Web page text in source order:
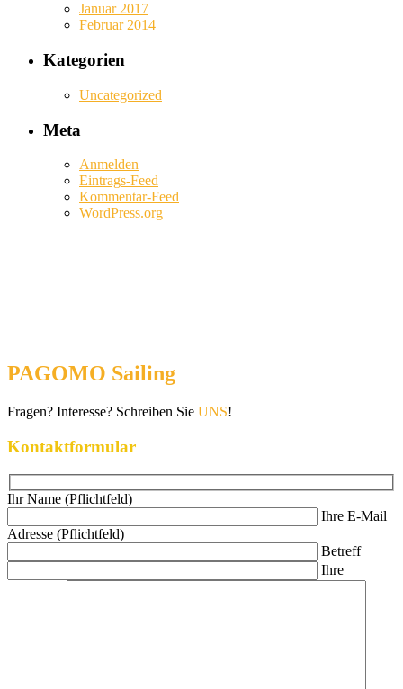
Januar 2017
Februar 2014
Kategorien
Uncategorized
Meta
Anmelden
Eintrags-Feed
Kommentar-Feed
WordPress.org
PAGOMO Sailing
Fragen? Interesse? Schreiben Sie UNS!
Kontaktformular
Ihr Name (Pflichtfeld)
Ihre E-Mail
Adresse (Pflichtfeld)
Betreff
Ihre